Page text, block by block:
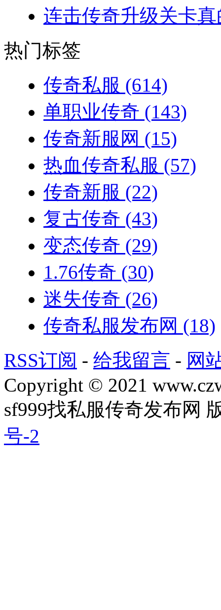
连击传奇升级关卡
热门标签
传奇私服 (614)
单职业传奇 (143)
传奇新服网 (15)
热血传奇私服 (57)
传奇新服 (22)
复古传奇 (43)
变态传奇 (29)
1.76传奇 (30)
迷失传奇 (26)
传奇私服发布网 (18)
RSS订阅 - 给我留言 - 网
Copyright © 2021
sf999找私服传奇发布网
号-2